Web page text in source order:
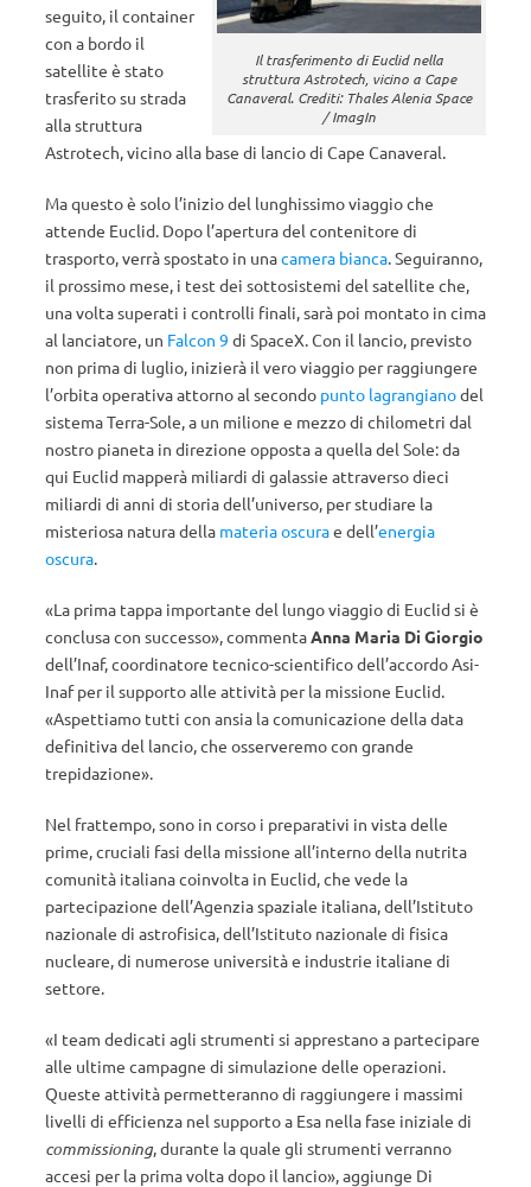
Il trasferimento di Euclid nella
struttura Astrotech, vicino a Cape
Canaveral. Crediti: Thales Alenia Space
/ ImagIn
seguito, il container
con a bordo il
satellite è stato
trasferito su strada
alla struttura
Astrotech, vicino alla base di lancio di Cape Canaveral.
Ma questo è solo l’inizio del lunghissimo viaggio che
attende Euclid. Dopo l’apertura del contenitore di
trasporto, verrà spostato in unacamera bianca. Seguiranno,
il prossimo mese, i test dei sottosistemi del satellite che,
una volta superati i controlli finali, sarà poi montato in cima
al lanciatore, un Falcon 9 di SpaceX. Con il lancio, previsto
non prima di luglio, inizierà il vero viaggio per raggiungere
l’orbita operativa attorno al secondo punto lagrangianodel
sistema Terra-Sole, a un milione e mezzo di chilometri dal
nostro pianeta in direzione opposta a quella del Sole: da
qui Euclid mapperà miliardi di galassie attraverso dieci
miliardi di anni di storia dell’universo, per studiare la
misteriosa natura della materia oscurae dell’energia
oscura.
«La prima tappa importante del lungo viaggio di Euclid si è
conclusa con successo», commentaAnna Maria Di Giorgio
dell’Inaf, coordinatore tecnico-scientifico dell’accordo Asi-
Inaf per il supporto alle attività per la missione Euclid.
«Aspettiamo tutti con ansia la comunicazione della data
definitiva del lancio, che osserveremo con grande
trepidazione».
Nel frattempo, sono in corso i preparativi in vista delle
prime, cruciali fasi della missione all’interno della nutrita
comunità italiana coinvolta in Euclid, che vede la
partecipazione dell’Agenzia spaziale italiana, dell’Istituto
nazionale di astrofisica, dell’Istituto nazionale di fisica
nucleare, di numerose università e industrie italiane di
settore.
«I team dedicati agli strumenti si apprestano a partecipare
alle ultime campagne di simulazione delle operazioni.
Queste attività permetteranno di raggiungere i massimi
livelli di efficienza nel supporto a Esa nella fase iniziale di
commissioning, durante la quale gli strumenti verranno
accesi per la prima volta dopo il lancio», aggiunge Di